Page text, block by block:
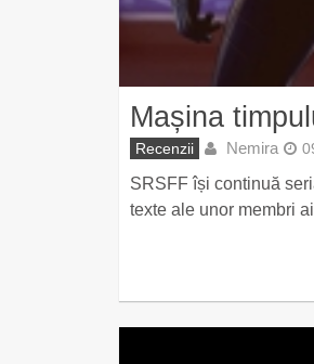
Mașina
Recenzii Nemira
SRSFF își continuă
texte ale unor membri